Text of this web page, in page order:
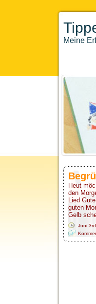
Meine
Heut
den
Lied
guten
Gelb
Juni